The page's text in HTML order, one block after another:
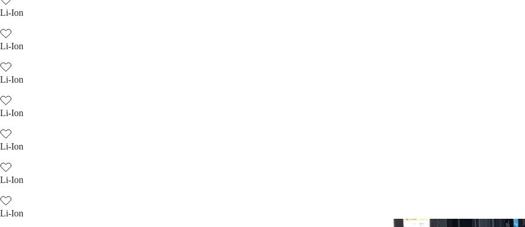
Li-Ion
Li-Ion
Li-Ion
Li-Ion
Li-Ion
Li-Ion
Li-Ion